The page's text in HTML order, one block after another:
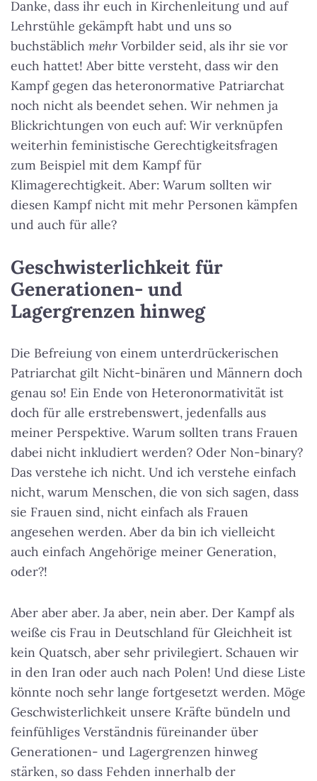
Danke, dass ihr euch in Kirchenleitung und auf
Lehrstühle gekämpft habt und uns so
buchstäblich mehr Vorbilder seid, als ihr sie vor
euch hattet! Aber bitte versteht, dass wir den
Kampf gegen das heteronormative Patriarchat
noch nicht als beendet sehen. Wir nehmen ja
Blickrichtungen von euch auf: Wir verknüpfen
weiterhin feministische Gerechtigkeitsfragen
zum Beispiel mit dem Kampf für
Klimagerechtigkeit. Aber: Warum sollten wir
diesen Kampf nicht mit mehr Personen kämpfen
und auch für alle?
Geschwisterlichkeit für
Generationen- und
Lagergrenzen hinweg
Die Befreiung von einem unterdrückerischen
Patriarchat gilt Nicht-binären und Männern doch
genau so! Ein Ende von Heteronormativität ist
doch für alle erstrebenswert, jedenfalls aus
meiner Perspektive. Warum sollten trans Frauen
dabei nicht inkludiert werden? Oder Non-binary?
Das verstehe ich nicht. Und ich verstehe einfach
nicht, warum Menschen, die von sich sagen, dass
sie Frauen sind, nicht einfach als Frauen
angesehen werden. Aber da bin ich vielleicht
auch einfach Angehörige meiner Generation,
oder?!
Aber aber aber. Ja aber, nein aber. Der Kampf als
weiße cis Frau in Deutschland für Gleichheit ist
kein Quatsch, aber sehr privilegiert. Schauen wir
in den Iran oder auch nach Polen! Und diese Liste
könnte noch sehr lange fortgesetzt werden. Möge
Geschwisterlichkeit unsere Kräfte bündeln und
feinfühliges Verständnis füreinander über
Generationen- und Lagergrenzen hinweg
stärken, so dass Fehden innerhalb der